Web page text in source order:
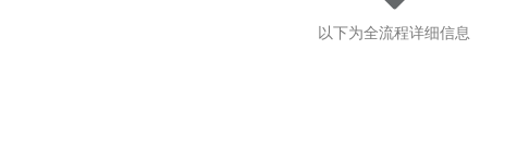
以下为全流程详细信息